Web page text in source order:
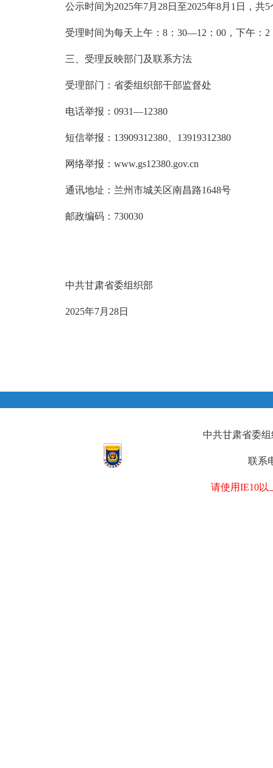
公示时间为2025年7月28日至2025年8月1日，共
受理时间为每天上午：8：30—12：00，下午：
三、受理反映部门及联系方法
受理部门：省委组织部干部监督处
电话举报：0931—12380
短信举报：13909312380、13919312380
网络举报：www.gs12380.gov.cn
通讯地址：兰州市城关区南昌路1648号
邮政编码：730030
中共甘肃省委组织部
2025年7月28日
中共甘肃省委
联系
请使用IE10以